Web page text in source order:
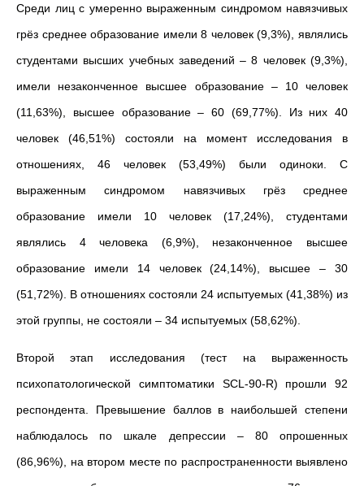
Среди лиц с умеренно выраженным синдромом навязчивых
грёз среднее образование имели 8 человек (9,3%), являлись
студентами высших учебных заведений – 8 человек (9,3%),
имели незаконченное высшее образование – 10 человек
(11,63%), высшее образование – 60 (69,77%). Из них 40
человек (46,51%) состояли на момент исследования в
отношениях, 46 человек (53,49%) были одиноки. С
выраженным синдромом навязчивых грёз среднее
образование имели 10 человек (17,24%), студентами
являлись 4 человека (6,9%), незаконченное высшее
образование имели 14 человек (24,14%), высшее – 30
(51,72%). В отношениях состояли 24 испытуемых (41,38%) из
этой группы, не состояли – 34 испытуемых (58,62%).
Второй этап исследования (тест на выраженность
психопатологической симптоматики SCL-90-R) прошли 92
респондента. Превышение баллов в наибольшей степени
наблюдалось по шкале депрессии – 80 опрошенных
(86,96%), на втором месте по распространенности выявлено